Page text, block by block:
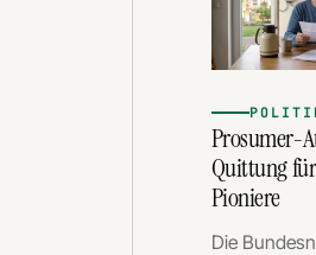
Prosumer-
Quittung
Pioniere
Die